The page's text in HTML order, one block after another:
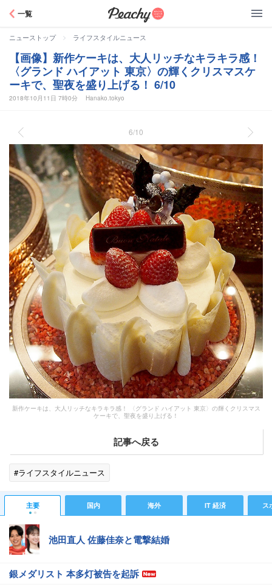
一覧
ニューストップ > ライフスタイルニュース
【画像】新作ケーキは、大人リッチなキラキラ感！
〈グランド ハイアット 東京〉の輝くクリスマスケ
ーキで、聖夜を盛り上げる！ 6/10
2018年10月11日 7時0分 Hanako.tokyo
6/10
新作ケーキは、大人リッチなキラキラ感！ 〈グランド ハイアット 東京〉の輝くクリスマス
ケーキで、聖夜を盛り上げる！
記事へ戻る
#ライフスタイルニュース
主要 国内 海外 IT 経済 ス
池田直人 佐藤佳奈と電撃結婚
銀メダリスト 本多灯被告を起訴